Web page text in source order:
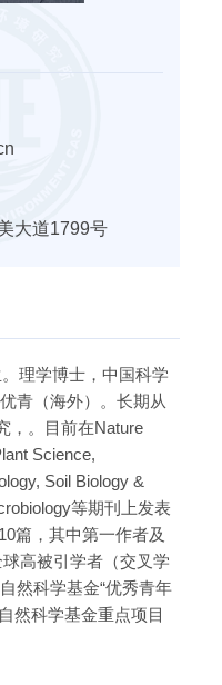
大道1799号
理学博士，中国科学
青（海外）。长期从
，。目前在Nature
Science,
Soil Biology &
等期刊上发表
篇，其中第一作者及
高被引学者（交叉学
然科学基金“优秀青年
然科学基金重点项目